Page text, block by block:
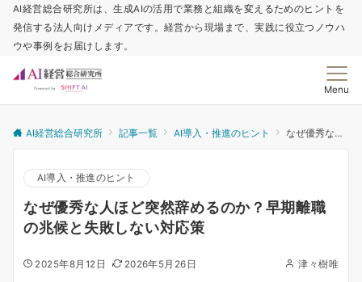
AI経営総合研究所は、生成AIの活用で業務と組織を変えるためのヒントを
発信する法人向けメディアです。経営から現場まで、実践に役立つノウハ
ウや事例をお届けします。
Menu
AI経営総合研究所 記事一覧 AI導入・推進のヒント なぜ優秀な人ほど突然辞めるのか？早期離職の兆候と失敗しない対応策
AI導入・推進のヒント
なぜ優秀な人ほど突然辞めるのか？早期離職
の兆候と失敗しない対応策
2025年8月12日 2026年5月26日 津々樹唯